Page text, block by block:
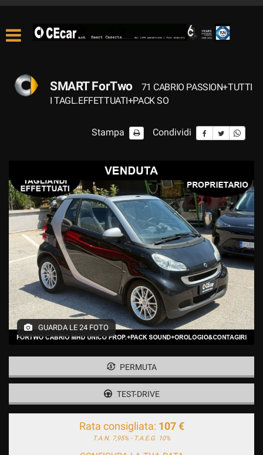
SMART ForTwo
71 CABRIO PASSION+TUTTI
I TAGL.EFFETTUATI+PACK SO
Stampa Condividi
GUARDA LE 24 FOTO
PERMUTA
TEST-DRIVE
Rata consigliata: 107 €
T.A.N. 7,95% - T.A.E.G. 10%